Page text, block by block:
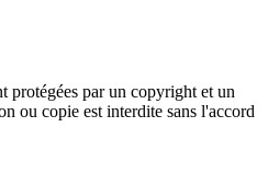
protégées par un copyright et un
ou copie est interdite sans l'accord